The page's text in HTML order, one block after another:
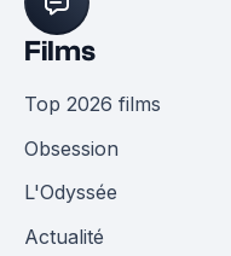
Films
Top 2026 films
Obsession
L'Odyssée
Actualité